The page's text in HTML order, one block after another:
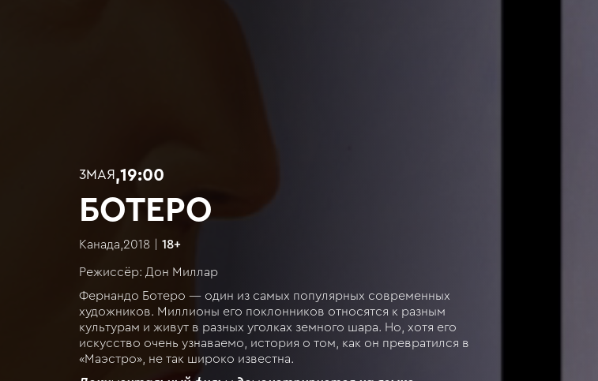
3МАЯ ,19:00
БОТЕРО
Канада 2018 18+
Режиссёр: Дон Миллар
Фернандо Ботеро — один из самых популярных современных
художников. Миллионы его поклонников относятся к разным
культурам и живут в разных уголках земного шара. Но, хотя его
искусство очень узнаваемо, история о том, как он превратился в
«Маэстро», не так широко известна.